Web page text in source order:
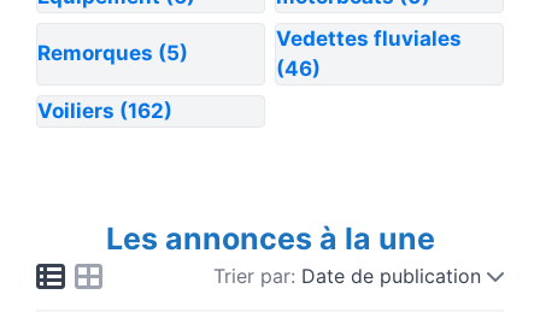
Remorques (5)
Vedettes fluviales
(46)
Voiliers (162)
Les annonces à la une
Trier par: Date de publication